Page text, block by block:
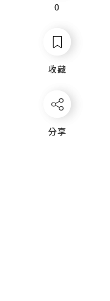
0
收藏
分享
0
收藏
分享